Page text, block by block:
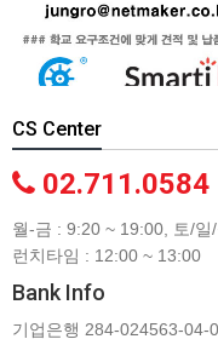
CS Center
02.711.0584
월-금 : 9:20 ~ 19:00, 토/일
런치타임 : 12:00 ~ 13:00
Bank Info
기업은행 284-024563-04-